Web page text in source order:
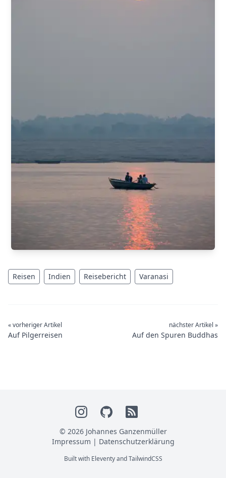
Reisen Indien Reisebericht Varanasi
« vorheriger Artikel
Auf Pilgerreisen
nächster Artikel »
Auf den Spuren Buddhas
© 2026 Johannes Ganzenmüller
Impressum | Datenschutzerklärung
Built with EleventyandTailwindCSS